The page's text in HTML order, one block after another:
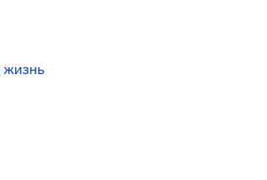
жизнь